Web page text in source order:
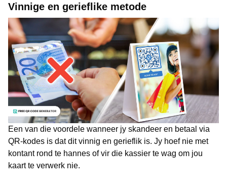
Vinnige en gerieflike metode
Een van die voordele wanneer jy skandeer en betaal via
QR-kodes is dat dit vinnig en gerieflik is. Jy hoef nie met
kontant rond te hannes of vir die kassier te wag om jou
kaart te verwerk nie.